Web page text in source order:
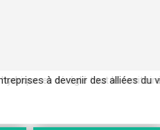
et déréglé tout le territoire